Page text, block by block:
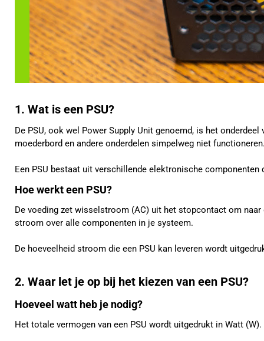
1. Wat is een PSU?
De PSU, ook wel Power Supply Unit genoemd, is het
moederbord en andere onderdelen simpelweg niet
Een PSU bestaat uit verschillende elektronische
Hoe werkt een PSU?
De voeding zet wisselstroom (AC) uit het stopcontact om
stroom over alle componenten in je systeem.
De hoeveelheid stroom die een PSU kan leveren wordt
2. Waar let je op bij het kiezen van een PSU?
Hoeveel watt heb je nodig?
Het totale vermogen van een PSU wordt uitgedrukt in Watt